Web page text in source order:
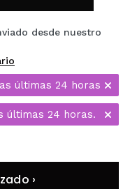
desde nuestro
últimas 24 horas
últimas 24 horas.
›